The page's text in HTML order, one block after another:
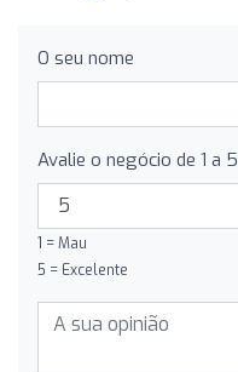
O seu nome
Avalie o negócio de 1 a 5
1 = Mau
5 = Excelente